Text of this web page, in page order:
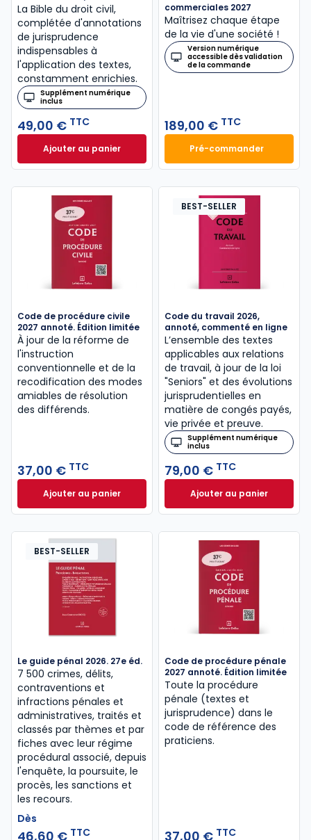
La Bible du droit civil,
complétée d'annotations
de jurisprudence
indispensables à
l'application des textes,
constamment enrichies.
Supplément numérique
inclus
49,00 € TTC
Ajouter au panierCode civil 2027, annoté à 49,00 € TTC
commerciales 2027
Maîtrisez chaque étape
de la vie d'une société !
Version numérique
accessible dès validation
de la commande
189,00 € TTC
Pré-commander
Mémento
Code de procédure civile
2027 annoté. Édition limitée
À jour de la réforme de
l'instruction
conventionnelle et de la
recodification des modes
amiables de résolution
des différends.
37,00 € TTC
Ajouter au panierCode de procédure civile 2027 annoté. Édition
BEST-SELLER
Code du travail 2026,
annoté, commenté en ligne
L’ensemble des textes
applicables aux relations
de travail, à jour de la loi
"Seniors" et des évolutions
jurisprudentielles en
matière de congés payés,
vie privée et preuve.
Supplément numérique
inclus
79,00 € TTC
Ajouter au panier
Code du travail
BEST-SELLER
Le guide pénal 2026. 27e éd.
7 500 crimes, délits,
contraventions et
infractions pénales et
administratives, traités et
classés par thèmes et par
fiches avec leur régime
procédural associé, depuis
l'enquête, la poursuite, le
procès, les sanctions et
les recours.
Dès
46,60 € TTC
Code de procédure pénale
2027 annoté. Édition limitée
Toute la procédure
pénale (textes et
jurisprudence) dans le
code de référence des
praticiens.
37,00 € TTC